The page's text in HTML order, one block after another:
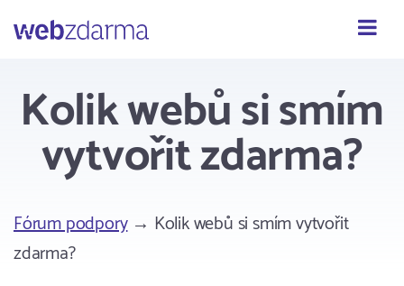
Webzdarma
Kolik webů si smím
vytvořit zdarma?
Fórum podpory→ Kolik webů si smím vytvořit
zdarma?